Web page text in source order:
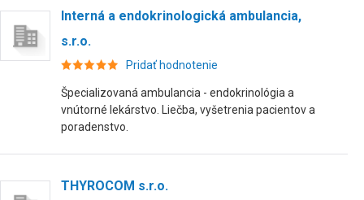
Interná a endokrinologická ambulancia,
s.r.o.
Pridať hodnotenie
Špecializovaná ambulancia - endokrinológia a
vnútorné lekárstvo. Liečba, vyšetrenia pacientov a
poradenstvo.
THYROCOM s.r.o.